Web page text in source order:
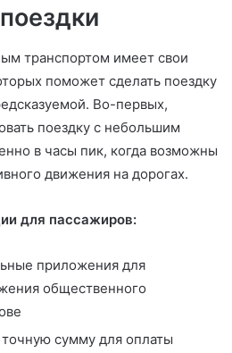
транспортом имеет свои
поможет сделать поездку
Во-первых,
поездку с небольшим
в часы пик, когда возможны
движения на дорогах.
для пассажиров:
приложения для
общественного
сумму для оплаты